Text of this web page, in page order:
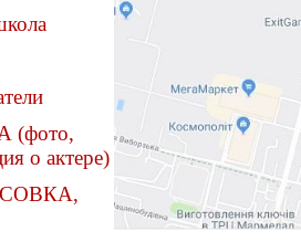
(фото,
о актере)